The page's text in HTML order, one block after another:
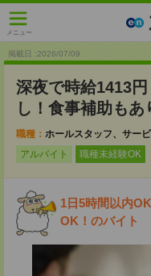
メニュー
掲載日 :2026/07/09
深夜で時給1413
し！食事補助も
職種： ホールスタッフ、サー
アルバイト
職種未経験OK
1日5時間以内
OK！のバイト